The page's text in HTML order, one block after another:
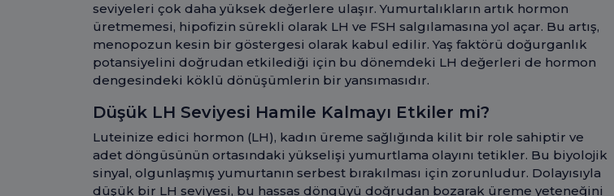
seviyeleri çok daha yüksek değerlere ulaşır. Yumurtalıkların artık hormon
üretmemesi, hipofizin sürekli olarak LH ve FSH salgılamasına yol açar. Bu artış,
menopozun kesin bir göstergesi olarak kabul edilir. Yaş faktörü doğurganlık
potansiyelini doğrudan etkilediği için bu dönemdeki LH değerleri de hormon
dengesindeki köklü dönüşümlerin bir yansımasıdır.
Düşük LH Seviyesi Hamile Kalmayı Etkiler mi?
Luteinize edici hormon (LH), kadın üreme sağlığında kilit bir role sahiptir ve
adet döngüsünün ortasındaki yükselişi yumurtlama olayını tetikler. Bu biyolojik
sinyal, olgunlaşmış yumurtanın serbest bırakılması için zorunludur. Dolayısıyla
düşük bir LH seviyesi, bu hassas döngüyü doğrudan bozarak üreme yeteneğini